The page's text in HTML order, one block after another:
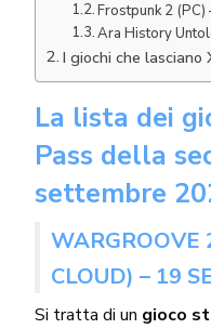
Frostpunk 2
Ara History
I giochi che lasciano
La lista dei
Pass della
settembre
WARGROOVE
CLOUD) – 19
Si tratta di un gioco